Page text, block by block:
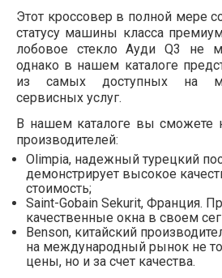
Этот кроссовер в полной мере
статусу машины класса
лобовое стекло Ауди Q3 не
однако в нашем каталоге
из самых доступных на
сервисных услуг.
В нашем каталоге вы сможете
производителей:
Olimpia, надежный турецкий
демонстрирует высокое
стоимость;
Saint-Gobain Sekurit, Франция.
качественные окна в своем
Benson, китайский
на международный рынок не
цены, но и за счет качества.